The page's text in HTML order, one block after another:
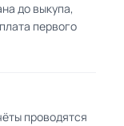
до выкупа,
первого
проводятся